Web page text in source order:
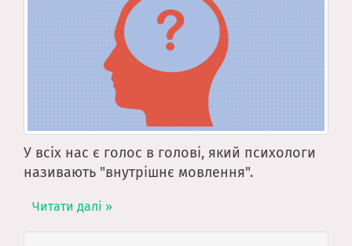
У всіх нас є голос в голові, який психологи
називають "внутрішнє мовлення".
Читати далі »